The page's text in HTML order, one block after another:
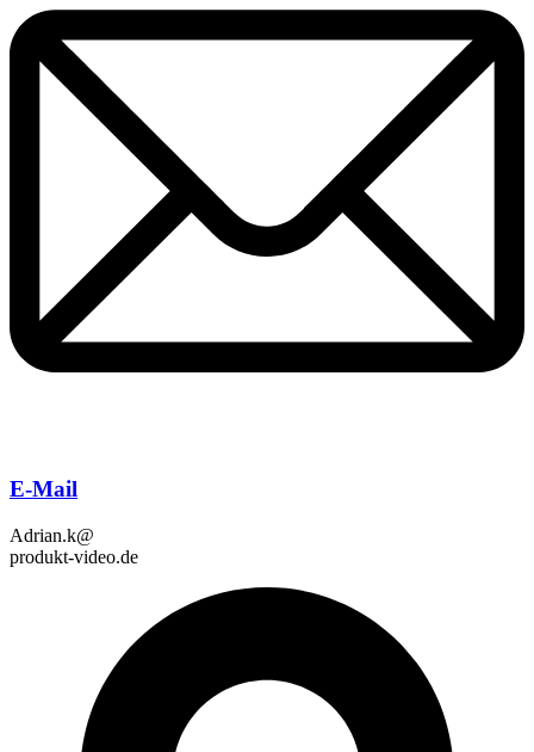
E-Mail
Adrian.k@
produkt-video.de